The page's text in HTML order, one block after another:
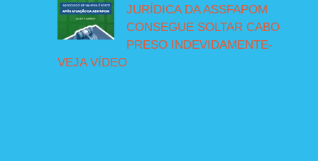
JURÍDICA DA ASSFAPOM
CONSEGUE SOLTAR CABO
PRESO INDEVIDAMENTE-
VEJA VÍDEO